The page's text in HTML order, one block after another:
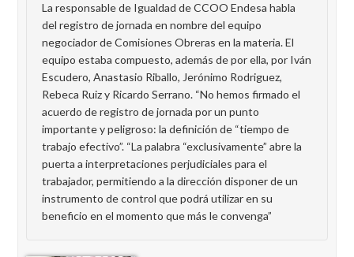
La responsable de Igualdad de CCOO Endesa habla
del registro de jornada en nombre del equipo
negociador de Comisiones Obreras en la materia. El
equipo estaba compuesto, además de por ella, por Iván
Escudero, Anastasio Riballo, Jerónimo Rodriguez,
Rebeca Ruiz y Ricardo Serrano. “No hemos firmado el
acuerdo de registro de jornada por un punto
importante y peligroso: la definición de “tiempo de
trabajo efectivo”. “La palabra “exclusivamente” abre la
puerta a interpretaciones perjudiciales para el
trabajador, permitiendo a la dirección disponer de un
instrumento de control que podrá utilizar en su
beneficio en el momento que más le convenga”